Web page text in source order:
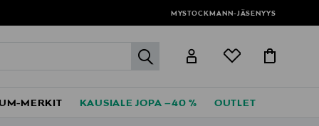
MYSTOCKMANN-JÄSENYYS
label.header.go
MERKIT KAUSIALE JOPA –40 % OUTLET